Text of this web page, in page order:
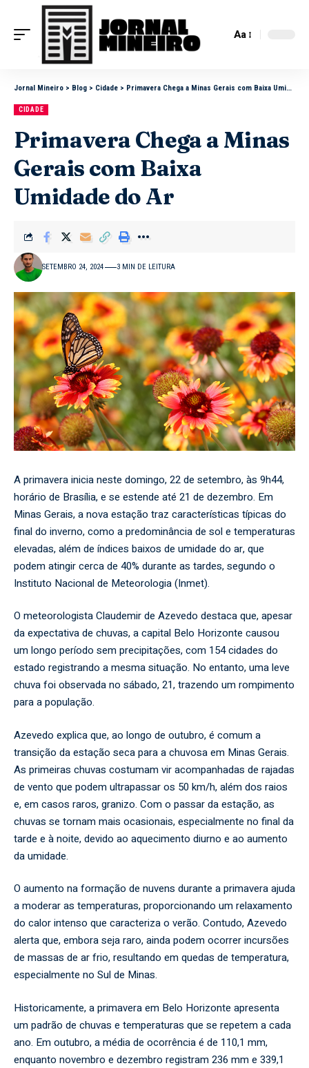
Aa
Jornal Mineiro > Blog > Cidade > Primavera Chega a Minas Gerais com Baixa Umidade do Ar
CIDADE
Primavera Chega a Minas
Gerais com Baixa
Umidade do Ar
SETEMBRO 24, 2024 3 MIN DE LEITURA
A primavera inicia neste domingo, 22 de setembro, às 9h44,
horário de Brasília, e se estende até 21 de dezembro. Em
Minas Gerais, a nova estação traz características típicas do
final do inverno, como a predominância de sol e temperaturas
elevadas, além de índices baixos de umidade do ar, que
podem atingir cerca de 40% durante as tardes, segundo o
Instituto Nacional de Meteorologia (Inmet).
O meteorologista Claudemir de Azevedo destaca que, apesar
da expectativa de chuvas, a capital Belo Horizonte causou
um longo período sem precipitações, com 154 cidades do
estado registrando a mesma situação. No entanto, uma leve
chuva foi observada no sábado, 21, trazendo um rompimento
para a população.
Azevedo explica que, ao longo de outubro, é comum a
transição da estação seca para a chuvosa em Minas Gerais.
As primeiras chuvas costumam vir acompanhadas de rajadas
de vento que podem ultrapassar os 50 km/h, além dos raios
e, em casos raros, granizo. Com o passar da estação, as
chuvas se tornam mais ocasionais, especialmente no final da
tarde e à noite, devido ao aquecimento diurno e ao aumento
da umidade.
O aumento na formação de nuvens durante a primavera ajuda
a moderar as temperaturas, proporcionando um relaxamento
do calor intenso que caracteriza o verão. Contudo, Azevedo
alerta que, embora seja raro, ainda podem ocorrer incursões
de massas de ar frio, resultando em quedas de temperatura,
especialmente no Sul de Minas.
Historicamente, a primavera em Belo Horizonte apresenta
um padrão de chuvas e temperaturas que se repetem a cada
ano. Em outubro, a média de ocorrência é de 110,1 mm,
enquanto novembro e dezembro registram 236 mm e 339,1